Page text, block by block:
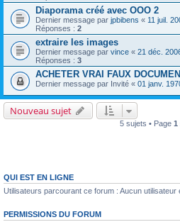
Diaporama créé avec OOO 2
Dernier message par jpbibens « 11 juil.
Réponses : 2
extraire les images
Dernier message par vince « 21 déc.
Réponses : 3
ACHETER VRAI FAUX
Dernier message par Invité « 01 janv.
Nouveau sujet
5 sujets • Page 1
QUI EST EN LIGNE
Utilisateurs parcourant ce forum : Aucun utilisateur
PERMISSIONS DU FORUM